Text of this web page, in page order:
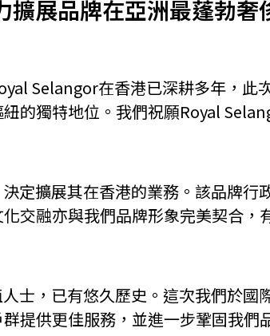
StartmeupHK
展品牌在亞洲最蓬勃奢
Selangor在香港已深耕多年，此
的獨特地位。我們祝願Royal
定擴展其在香港的業務。該品牌行
交融亦與我們品牌形象完美契合，
士，已有悠久歷史。這次我們於國
提供更佳服務，並進一步鞏固我們